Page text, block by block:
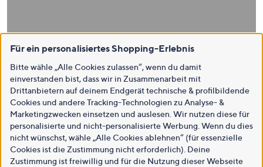
Für ein personalisiertes Shopping-Erlebnis
Bitte wähle „Alle Cookies zulassen“, wenn du damit
einverstanden bist, dass wir in Zusammenarbeit mit
Drittanbietern auf deinem Endgerät technische & profilbildende
Cookies und andere Tracking-Technologien zu Analyse- &
Marketingzwecken einsetzen und auslesen. Wir nutzen diese für
personalisierte und nicht-personalisierte Werbung. Wenn du dies
nicht wünschst, wähle „Alle Cookies ablehnen“ (für essenzielle
Cookies ist die Zustimmung nicht erforderlich). Deine
Zustimmung ist freiwillig und für die Nutzung dieser Webseite